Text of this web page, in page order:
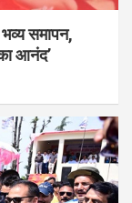
समापन,
आनंद’